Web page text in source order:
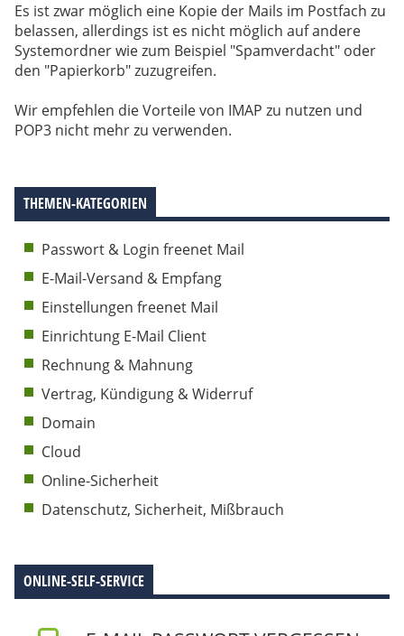
Es ist zwar möglich eine Kopie der Mails im Postfach zu
belassen, allerdings ist es nicht möglich auf andere
Systemordner wie zum Beispiel "Spamverdacht" oder
den "Papierkorb" zuzugreifen.
Wir empfehlen die Vorteile von IMAP zu nutzen und
POP3 nicht mehr zu verwenden.
THEMEN-KATEGORIEN
Passwort & Login freenet Mail
E-Mail-Versand & Empfang
Einstellungen freenet Mail
Einrichtung E-Mail Client
Rechnung & Mahnung
Vertrag, Kündigung & Widerruf
Domain
Cloud
Online-Sicherheit
Datenschutz, Sicherheit, Mißbrauch
ONLINE-SELF-SERVICE